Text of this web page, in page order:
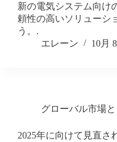
新の電気システム向け
頼性の高いソリューシ
う。.
エレーン
10月
グローバル市場
2025年に向けて見直さ